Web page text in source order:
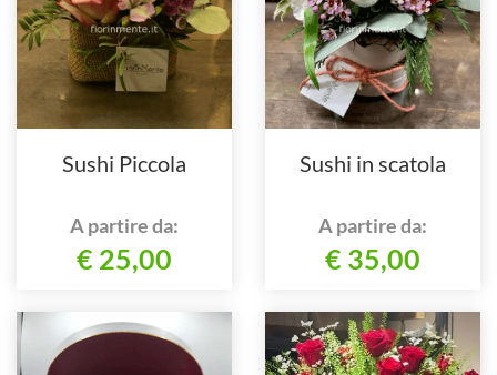
Sushi Piccola
A partire da:
€ 25,00
Sushi in scatola
A partire da:
€ 35,00